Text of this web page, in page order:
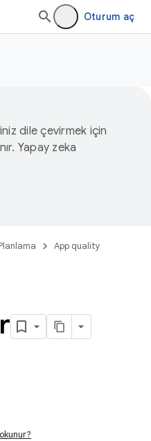
Oturum aç
dile çevirmek için
Yapay zeka
App quality